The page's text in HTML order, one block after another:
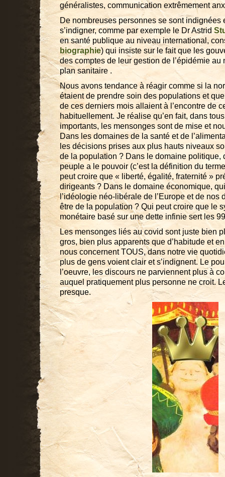
généralistes, communication extrêmement
De nombreuses personnes se sont indignées
s’indigner, comme par exemple le Dr Astrid
en santé publique au niveau international,
biographie) qui insiste sur le fait que les
des comptes de leur gestion de l’épidémie
plan sanitaire .
Nous avons tendance à réagir comme si la
étaient de prendre soin des populations et
de ces derniers mois allaient à l’encontre de
habituellement. Je réalise qu’en fait, dans
importants, les mensonges sont de mise et
Dans les domaines de la santé et de
les décisions prises aux plus hauts niveaux
de la population ? Dans le domaine politique,
peuple a le pouvoir (c’est la définition du
peut croire que « liberté, égalité, fraternité »
dirigeants ? Dans le domaine économique,
l’idéologie néo-libérale de l’Europe et de nos
être de la population ? Qui peut croire que le
monétaire basé sur une dette infinie sert les
Les mensonges liés au covid sont juste bien
gros, bien plus apparents que d’habitude et
nous concernent TOUS, dans notre vie
plus de gens voient clair et s’indignent. Le
l’oeuvre, les discours ne parviennent plus à
auquel pratiquement plus personne ne croit.
presque.